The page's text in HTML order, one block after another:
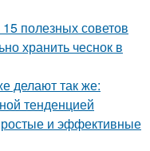
полезных советов
хранить чеснок в
делают так же:
тенденцией
и эффективные